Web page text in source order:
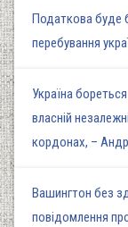
Податкова буде
перебування
Україна
власній
кордонах, –
Вашингтон без
повідомлення